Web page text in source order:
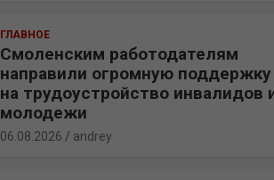
ГЛАВНОЕ
Смоленским работодателям
направили огромную поддержку
на трудоустройство инвалидов
молодежи
06.08.2026 andrey